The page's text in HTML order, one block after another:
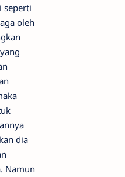
seperti
oleh
dia
Namun